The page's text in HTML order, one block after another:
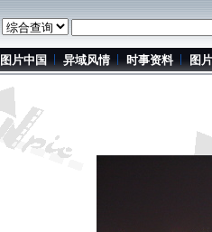
图片中国 异域风情 时事资料 图